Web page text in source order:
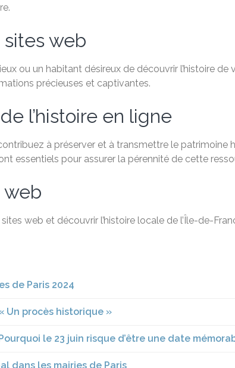
web
ou un habitant désireux de découvrir l’histoire
précieuses et captivantes.
l’histoire en ligne
à préserver et à transmettre le patrimoine
essentiels pour assurer la pérennité de cette
web
web et découvrir l’histoire locale de l’Île-de-
de Paris 2024
Un procès historique »
le 23 juin risque d’être une date
dans les mairies de Paris